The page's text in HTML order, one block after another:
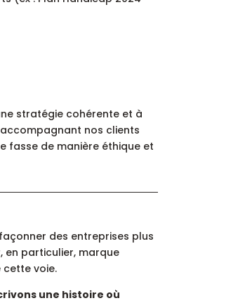
stratégie cohérente et à
accompagnant nos clients
fasse de manière éthique et
des entreprises plus
en particulier, marque
cette voie.
une histoire où